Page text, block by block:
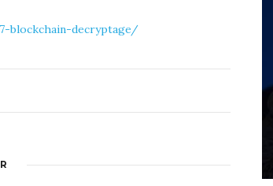
blockchain-decryptage/